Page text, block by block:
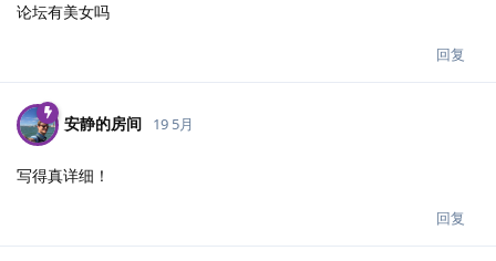
论坛有美女吗
回复
安静的房间 19 5月
写得真详细！
回复